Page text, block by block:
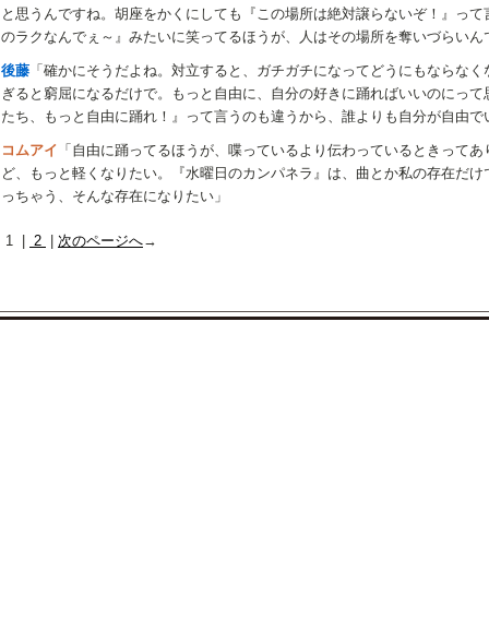
と思うんですね。胡座をかくにしても『この場所は絶対譲らないぞ！』っ
のラクなんでぇ～』みたいに笑ってるほうが、人はその場所を奪いづらいん
後藤 「確かにそうだよね。対立すると、ガチガチになってどうにもならな
ぎると窮屈になるだけで。もっと自由に、自分の好きに踊ればいいのにっ
たち、もっと自由に踊れ！』って言うのも違うから、誰よりも自分が自由で
コムアイ 「自由に踊ってるほうが、喋っているより伝わっているときって
ど、もっと軽くなりたい。『水曜日のカンパネラ』は、曲とか私の存在だ
っちゃう、そんな存在になりたい」
1 | 2 次のページへ→